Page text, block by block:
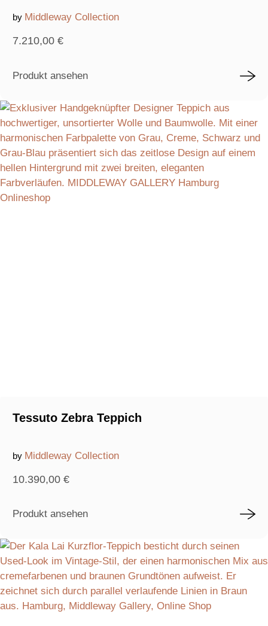
by Middleway Collection
7.210,00 €
Produkt ansehen
Tessuto Zebra Teppich
by Middleway Collection
10.390,00 €
Produkt ansehen